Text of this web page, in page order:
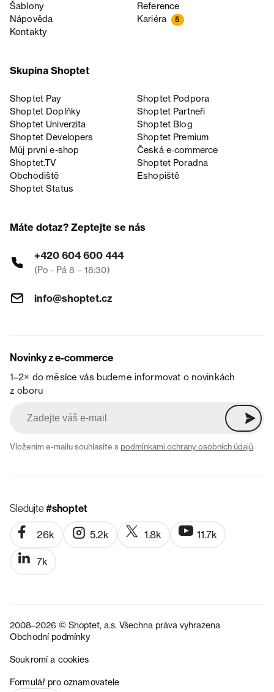
Šablony
Reference
Nápověda
Kariéra 5
Kontakty
Skupina Shoptet
Shoptet Pay
Shoptet Podpora
Shoptet Doplňky
Shoptet Partneři
Shoptet Univerzita
Shoptet Blog
Shoptet Developers
Shoptet Premium
Můj první e-shop
Česká e‑commerce
Shoptet.TV
Shoptet Poradna
Obchodiště
Eshopiště
Shoptet Status
Máte dotaz? Zeptejte se nás
+420 604 600 444
(Po - Pá 8 – 18:30)
info@shoptet.cz
Novinky z e-commerce
1–2× do měsíce vás budeme informovat o novinkách
z oboru
Vložením e-mailu souhlasíte spodmínkami ochrany osobních údajů.
Sledujte#shoptet
26k 5.2k 1.8k 11.7k
7k
2008–2026 © Shoptet, a.s. Všechna práva vyhrazena
Obchodní podmínky
Soukromí a cookies
Formulář pro oznamovatele